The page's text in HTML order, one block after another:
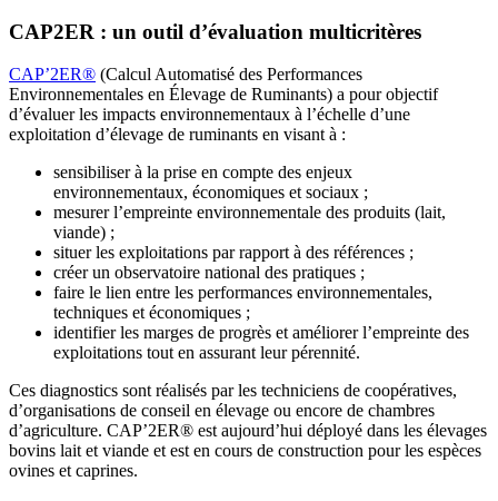
CAP2ER : un outil d’évaluation multicritères
CAP’2ER® (Calcul Automatisé des Performances
Environnementales en Élevage de Ruminants) a pour objectif
d’évaluer les impacts environnementaux à l’échelle d’une
exploitation d’élevage de ruminants en visant à :
sensibiliser à la prise en compte des enjeux
environnementaux, économiques et sociaux ;
mesurer l’empreinte environnementale des produits (lait,
viande) ;
situer les exploitations par rapport à des références ;
créer un observatoire national des pratiques ;
faire le lien entre les performances environnementales,
techniques et économiques ;
identifier les marges de progrès et améliorer l’empreinte des
exploitations tout en assurant leur pérennité.
Ces diagnostics sont réalisés par les techniciens de coopératives,
d’organisations de conseil en élevage ou encore de chambres
d’agriculture. CAP’2ER® est aujourd’hui déployé dans les élevages
bovins lait et viande et est en cours de construction pour les espèces
ovines et caprines.